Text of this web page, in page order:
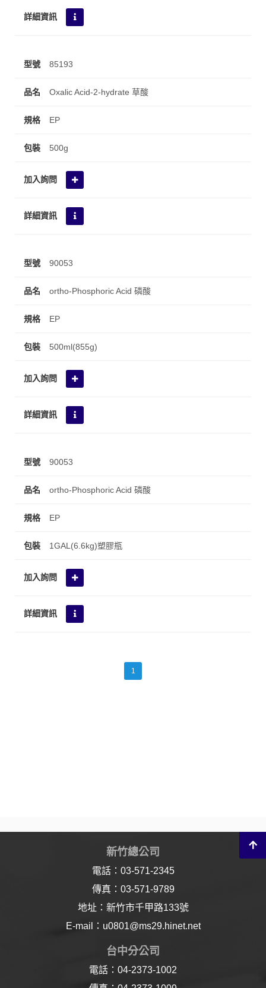
85193
Oxalic Acid-2-hydrate 草酸
EP
500g
90053
ortho-Phosphoric Acid 磷酸
EP
500ml(855g)
90053
ortho-Phosphoric Acid 磷酸
EP
1GAL(6.6kg)塑膠瓶
1
新竹總公司
電話：03-571-2345
傳真：03-571-9789
地址：新竹市千甲路133號
E-mail：u0801@ms29.hinet.net
台中分公司
電話：04-2373-1002